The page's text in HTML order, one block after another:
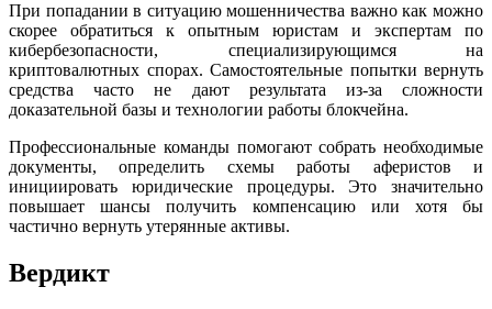
При попадании в ситуацию мошенничества важно как можно
скорее обратиться к опытным юристам и экспертам по
кибербезопасности, специализирующимся на
криптовалютных спорах. Самостоятельные попытки вернуть
средства часто не дают результата из-за сложности
доказательной базы и технологии работы блокчейна.
Профессиональные команды помогают собрать необходимые
документы, определить схемы работы аферистов и
инициировать юридические процедуры. Это значительно
повышает шансы получить компенсацию или хотя бы
частично вернуть утерянные активы.
Вердикт